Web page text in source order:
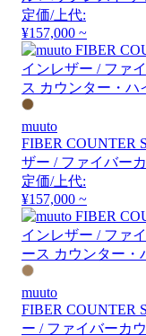
定価/上代:
¥157,000 ~
muuto
FIBER COUNTER
ザー / ファイバー
定価/上代:
¥157,000 ~
muuto
FIBER COUNTER
ー / ファイバーカ